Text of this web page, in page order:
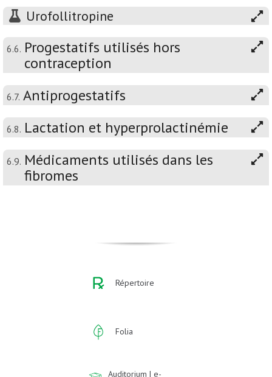
Urofollitropine
6.6. Progestatifs utilisés hors
contraception
6.7. Antiprogestatifs
6.8. Lactation et hyperprolactinémie
6.9. Médicaments utilisés dans les
fibromes
Répertoire
Folia
Auditorium | e-